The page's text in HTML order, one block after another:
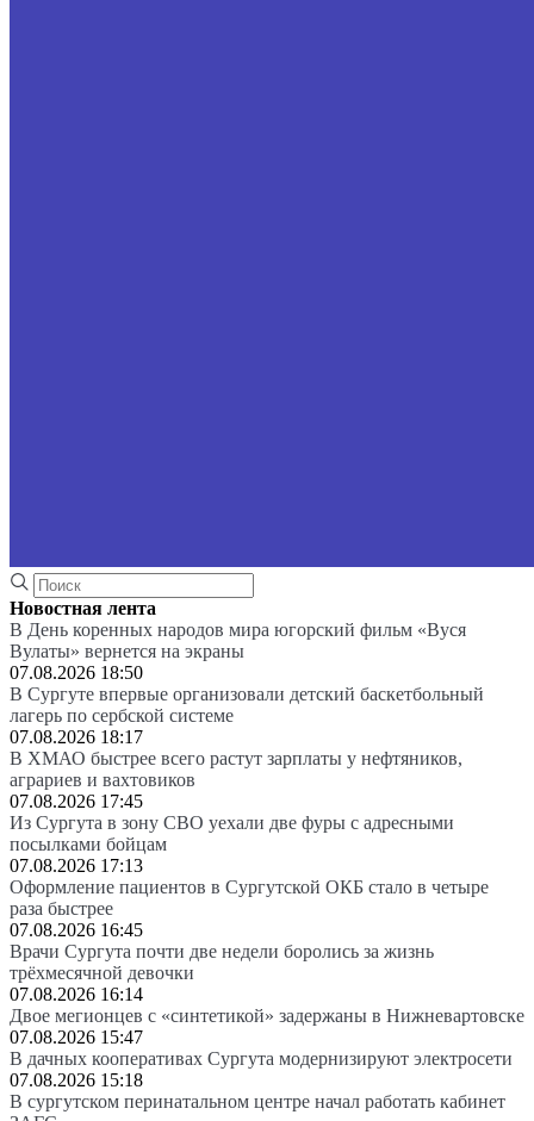
Новостная лента
В День коренных народов мира югорский фильм «Вуся
Вулаты» вернется на экраны
07.08.2026 18:50
В Сургуте впервые организовали детский баскетбольный
лагерь по сербской системе
07.08.2026 18:17
В ХМАО быстрее всего растут зарплаты у нефтяников,
аграриев и вахтовиков
07.08.2026 17:45
Из Сургута в зону СВО уехали две фуры с адресными
посылками бойцам
07.08.2026 17:13
Оформление пациентов в Сургутской ОКБ стало в четыре
раза быстрее
07.08.2026 16:45
Врачи Сургута почти две недели боролись за жизнь
трёхмесячной девочки
07.08.2026 16:14
Двое мегионцев с «синтетикой» задержаны в Нижневартовске
07.08.2026 15:47
В дачных кооперативах Сургута модернизируют электросети
07.08.2026 15:18
В сургутском перинатальном центре начал работать кабинет